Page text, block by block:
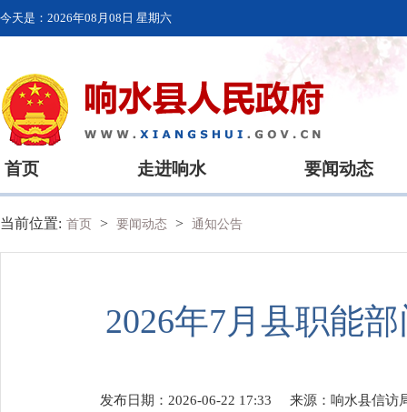
今天是： 2026年08月08日 星期六
首页 走进响水 要闻动态
当前位置: 首页 > 要闻动态 > 通知公告
2026年7月县职能
发布日期：2026-06-22 17:33 来源： 响水县信访